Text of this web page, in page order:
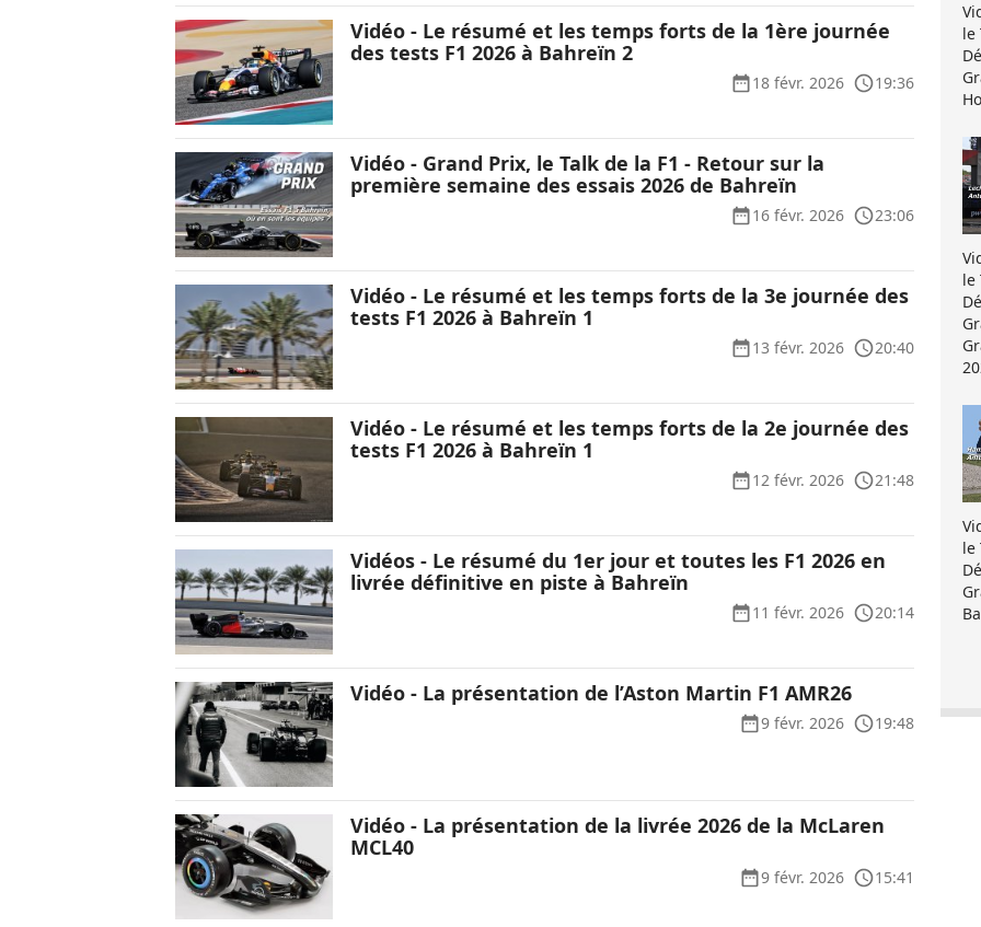
Vidéo - Le résumé et les temps forts de la 1ère journée
des tests F1 2026 à Bahreïn 2
18 févr. 2026 19:36
Vidéo - Grand Prix, le Talk de la F1 - Retour sur la
première semaine des essais 2026 de Bahreïn
16 févr. 2026 23:06
Vidéo - Le résumé et les temps forts de la 3e journée des
tests F1 2026 à Bahreïn 1
13 févr. 2026 20:40
Vidéo - Le résumé et les temps forts de la 2e journée des
tests F1 2026 à Bahreïn 1
12 févr. 2026 21:48
Vidéos - Le résumé du 1er jour et toutes les F1 2026 en
livrée définitive en piste à Bahreïn
11 févr. 2026 20:14
Vidéo - La présentation de l’Aston Martin F1 AMR26
9 févr. 2026 19:48
Vidéo - La présentation de la livrée 2026 de la McLaren
MCL40
9 févr. 2026 15:41
le
le
le